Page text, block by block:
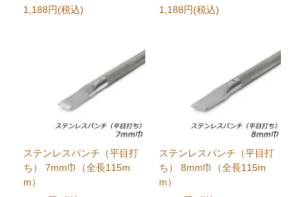
1,188円(税込)
1,188円(税込)
ステンレスパンチ（平目打
ち） 7mm巾（全長115m
m）
ステンレスパンチ（平目打
ち） 8mm巾（全長115m
m）